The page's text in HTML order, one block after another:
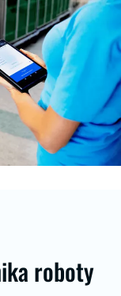
roboty